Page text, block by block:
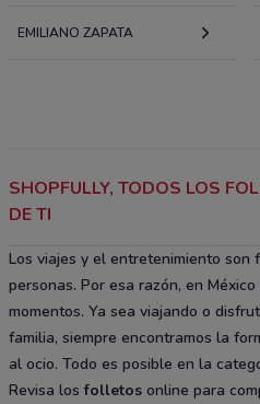
EMILIANO ZAPATA
SHOPFULLY, TODOS LOS
DE TI
Los viajes y el entretenimiento son
personas. Por esa razón, en
momentos. Ya sea viajando o
familia, siempre encontramos la
al ocio. Todo es posible en la
Revisa losfolletos online para